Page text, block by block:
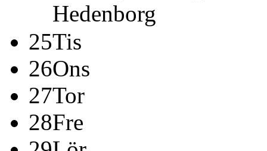
Hedenborg
25Tis
26Ons
27Tor
28Fre